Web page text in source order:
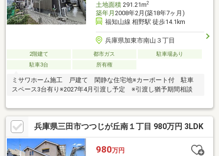
土地面積291.21m2
築年月 2008年2月(築18年7ヶ月)
福知山線 相野駅 徒歩14.1km
兵庫県加東市南山３丁目
2階建て 都市ガス
駐車場あり
駐車3台
所有権
ミサワホーム施工 戸建て 閑静な住宅地※カーポート付 駐車
スペース3台有り※2027年4月引渡し予定 ※引渡し猶予期間相談
兵庫県三田市つつじが丘南１丁目 980万円 3LDK
980万円